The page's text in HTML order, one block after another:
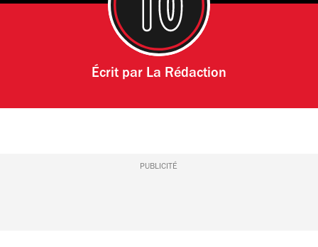
Écrit par La Rédaction
PUBLICITÉ